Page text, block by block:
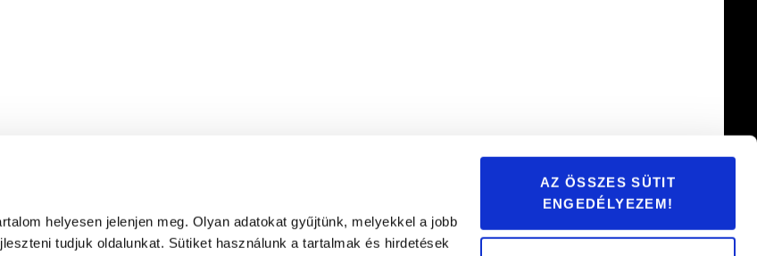
helyesen jelenjen meg. Olyan adatokat gyűjtünk, melyekkel a jobb
tudjuk oldalunkat. Sütiket használunk a tartalmak és hirdetések
AZ ÖSSZES SÜTIT
ENGEDÉLYEZEM!